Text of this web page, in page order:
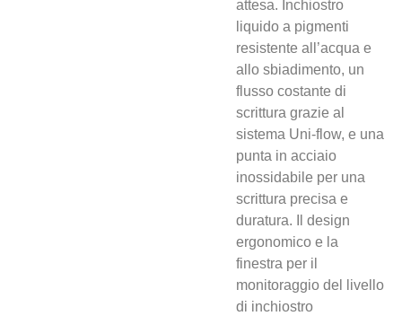
attesa. Inchiostro
liquido a pigmenti
resistente all’acqua e
allo sbiadimento, un
flusso costante di
scrittura grazie al
sistema Uni-flow, e una
punta in acciaio
inossidabile per una
scrittura precisa e
duratura. Il design
ergonomico e la
finestra per il
monitoraggio del livello
di inchiostro